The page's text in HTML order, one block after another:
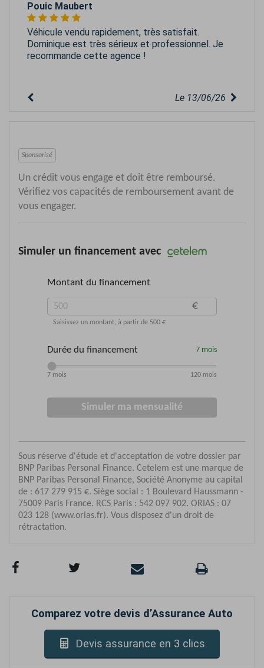
Pouic Maubert
Véhicule vendu rapidement, très satisfait.
Dominique est très sérieux et professionnel. Je
recommande cette agence !
Le 13/06/26
Comparez votre devis d’Assurance Auto
Devis assurance en 3 clics